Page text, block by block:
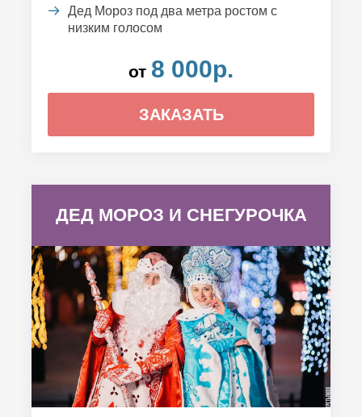
Дед Мороз под два метра ростом с
низким голосом
от 8 000р.
ЗАКАЗАТЬ
ДЕД МОРОЗ И СНЕГУРОЧКА